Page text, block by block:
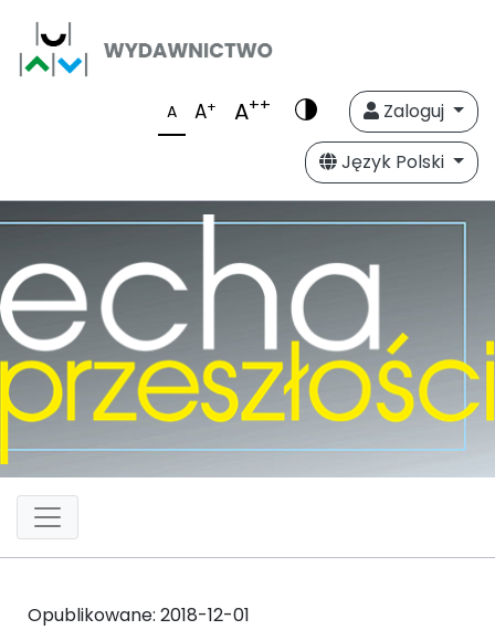
A A+ A++
Zaloguj
Język Polski
Opublikowane: 2018-12-01